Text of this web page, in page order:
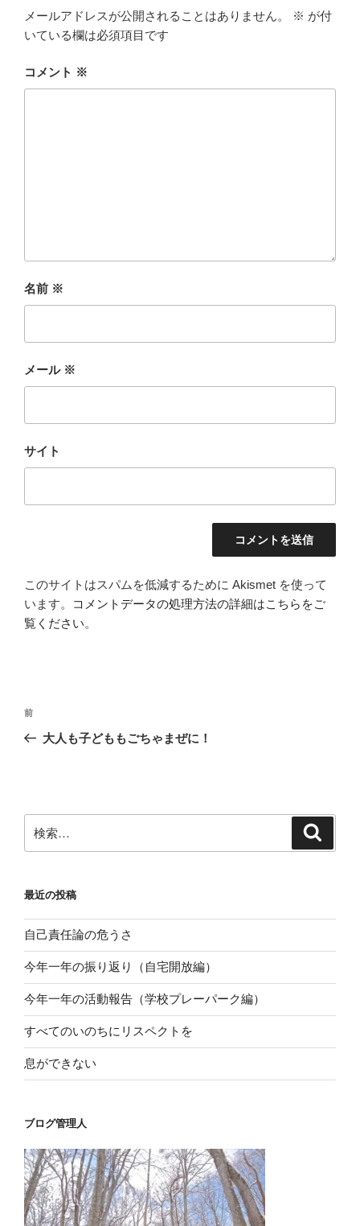
メールアドレスが公開されることはありません。 ※ が付
いている欄は必須項目です
コメント ※
名前 ※
メール ※
サイト
このサイトはスパムを低減するために Akismet を使って
います。
コメントデータの処理方法の詳細はこちらをご
覧ください。
投
ナ
ー
シ
前
の
前
大人も子どももごちゃまぜに！
索:
最近の投稿
自己責任論の危うさ
今年一年の振り返り（自宅開放編）
今年一年の活動報告（学校プレーパーク編）
すべてのいのちにリスペクトを
息ができない
ブログ管理人